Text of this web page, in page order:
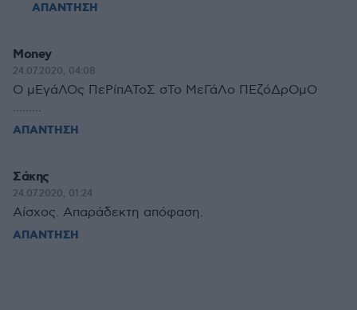
ΑΠΑΝΤΗΣΗ
Money
24.07.2020, 04:08
Ο μΕγάΛΟς ΠεΡίπΑΤοΣ σΤο ΜεΓάΛο ΠΕζόΔρΟμΟ
.........
ΑΠΑΝΤΗΣΗ
Σάκης
24.07.2020, 01:24
Αίσχος. Απαράδεκτη απόφαση.
ΑΠΑΝΤΗΣΗ